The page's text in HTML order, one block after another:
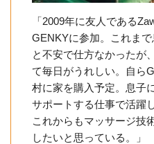
「2009年に友人である
GENKYに参加。これま
と不安で仕方なかったが
て毎日がうれしい。自ら
村に家を購入予定。息子
サポートする仕事で活躍
これからもマッサージ技
したいと思っている。」